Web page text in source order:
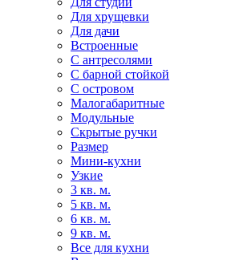
Для хрущевки
Для дачи
Встроенные
С антресолями
С барной стойкой
С островом
Малогабаритные
Модульные
Скрытые ручки
Размер
Мини-кухни
Узкие
3 кв. м.
5 кв. м.
6 кв. м.
9 кв. м.
Все для кухни